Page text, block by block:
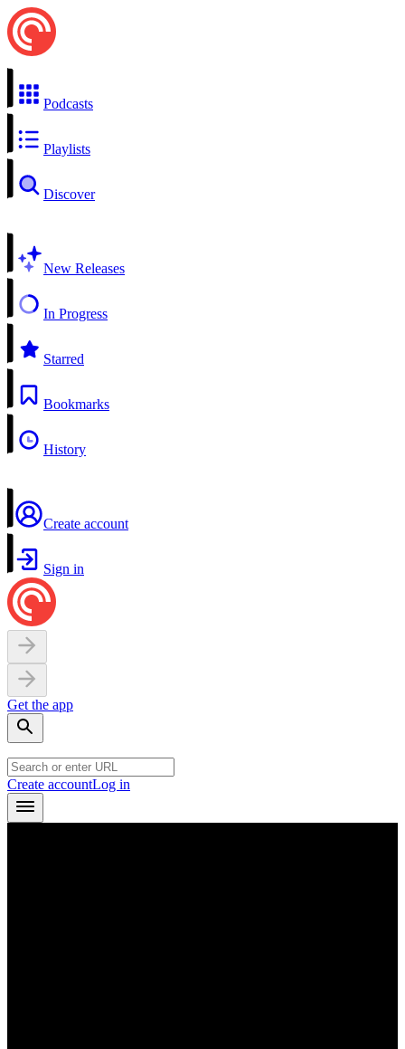
Podcasts
Playlists
Discover
New Releases
In Progress
Starred
Bookmarks
History
Create account
Sign in
Get the app
Create accountLog in